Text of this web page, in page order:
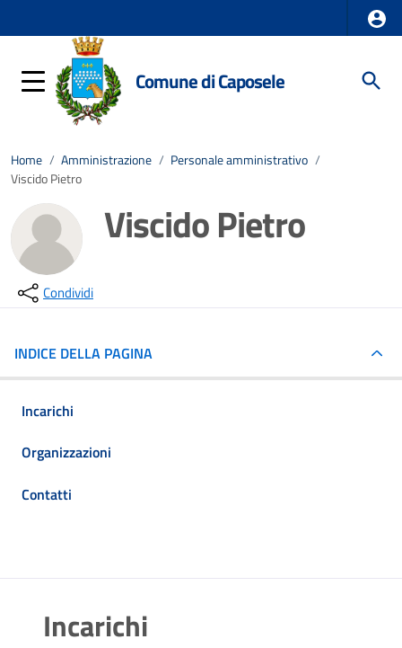
Comune di Caposele
Home / Amministrazione / Personale amministrativo /
Viscido Pietro
Viscido Pietro
Condividi
INDICE DELLA PAGINA
Incarichi
Organizzazioni
Contatti
Incarichi